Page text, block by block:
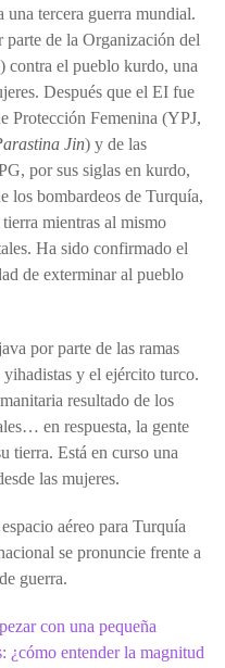
una tercera guerra mundial.
de la Organización del
el pueblo kurdo, una
Después que el EI fue
Protección Femenina (YPJ,
Jin) y de las
por sus siglas en kurdo,
los bombardeos de Turquía,
mientras al mismo
Ha sido confirmado el
de exterminar al pueblo
por parte de las ramas
y el ejército turco.
resultado de los
en respuesta, la gente
tierra. Está en curso una
las mujeres.
aéreo para Turquía
se pronuncie frente a
guerra.
con una pequeña
¿cómo entender la magnitud